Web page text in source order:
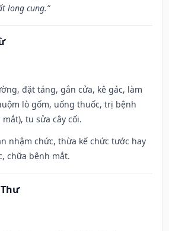
long cung.”
đặt táng, gắn cửa, kê gác, làm
lò gốm, uống thuốc, trị bệnh
tu sửa cây cối.
nhậm chức, thừa kế chức tước hay
chữa bệnh mắt.